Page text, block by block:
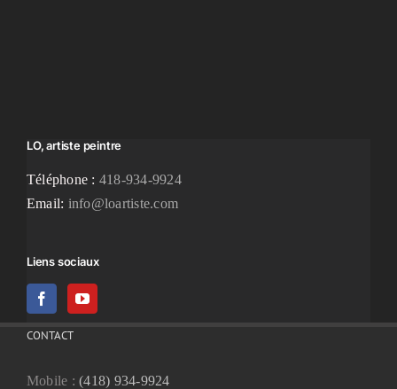
LO, artiste peintre
Téléphone : 418-934-9924
Email: info@loartiste.com
Liens sociaux
CONTACT
Mobile :(418) 934-9924